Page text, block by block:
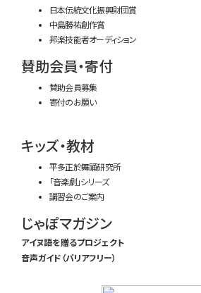
日本伝統文化振興財団賞
中島勝祐創作賞
邦楽技能者オーディション
賛助会員・寄付
賛助会員募集
寄付のお願い
キッズ・教材
平多正於舞踊研究所
「音楽劇」シリーズ
講習会のご案内
じゃぽマガジン
アイヌ語を贈るプロジェクト
音声ガイド（バリアフリー）